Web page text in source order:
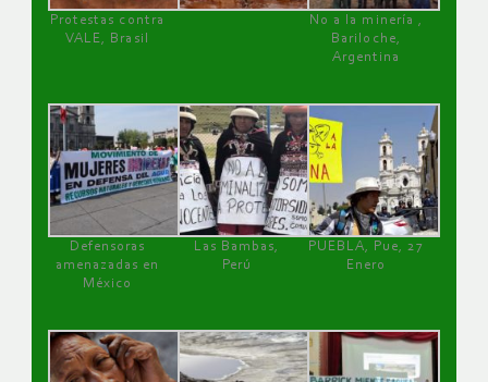
Protestas contra
VALE, Brasil
No a la minería ,
Bariloche,
Argentina
Defensoras
amenazadas en
México
Las Bambas,
Perú
PUEBLA, Pue, 27
Enero